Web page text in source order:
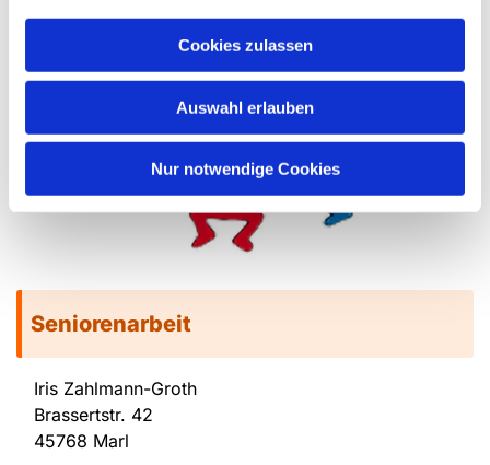
Cookies zulassen
Auswahl erlauben
Nur notwendige Cookies
Seniorenarbeit
Iris Zahlmann-Groth
Brassertstr. 42
45768 Marl